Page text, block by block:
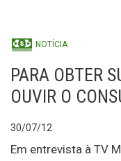
NOTÍCIA
PARA OBTER
OUVIR O
30/07/12
Em entrevista à TV